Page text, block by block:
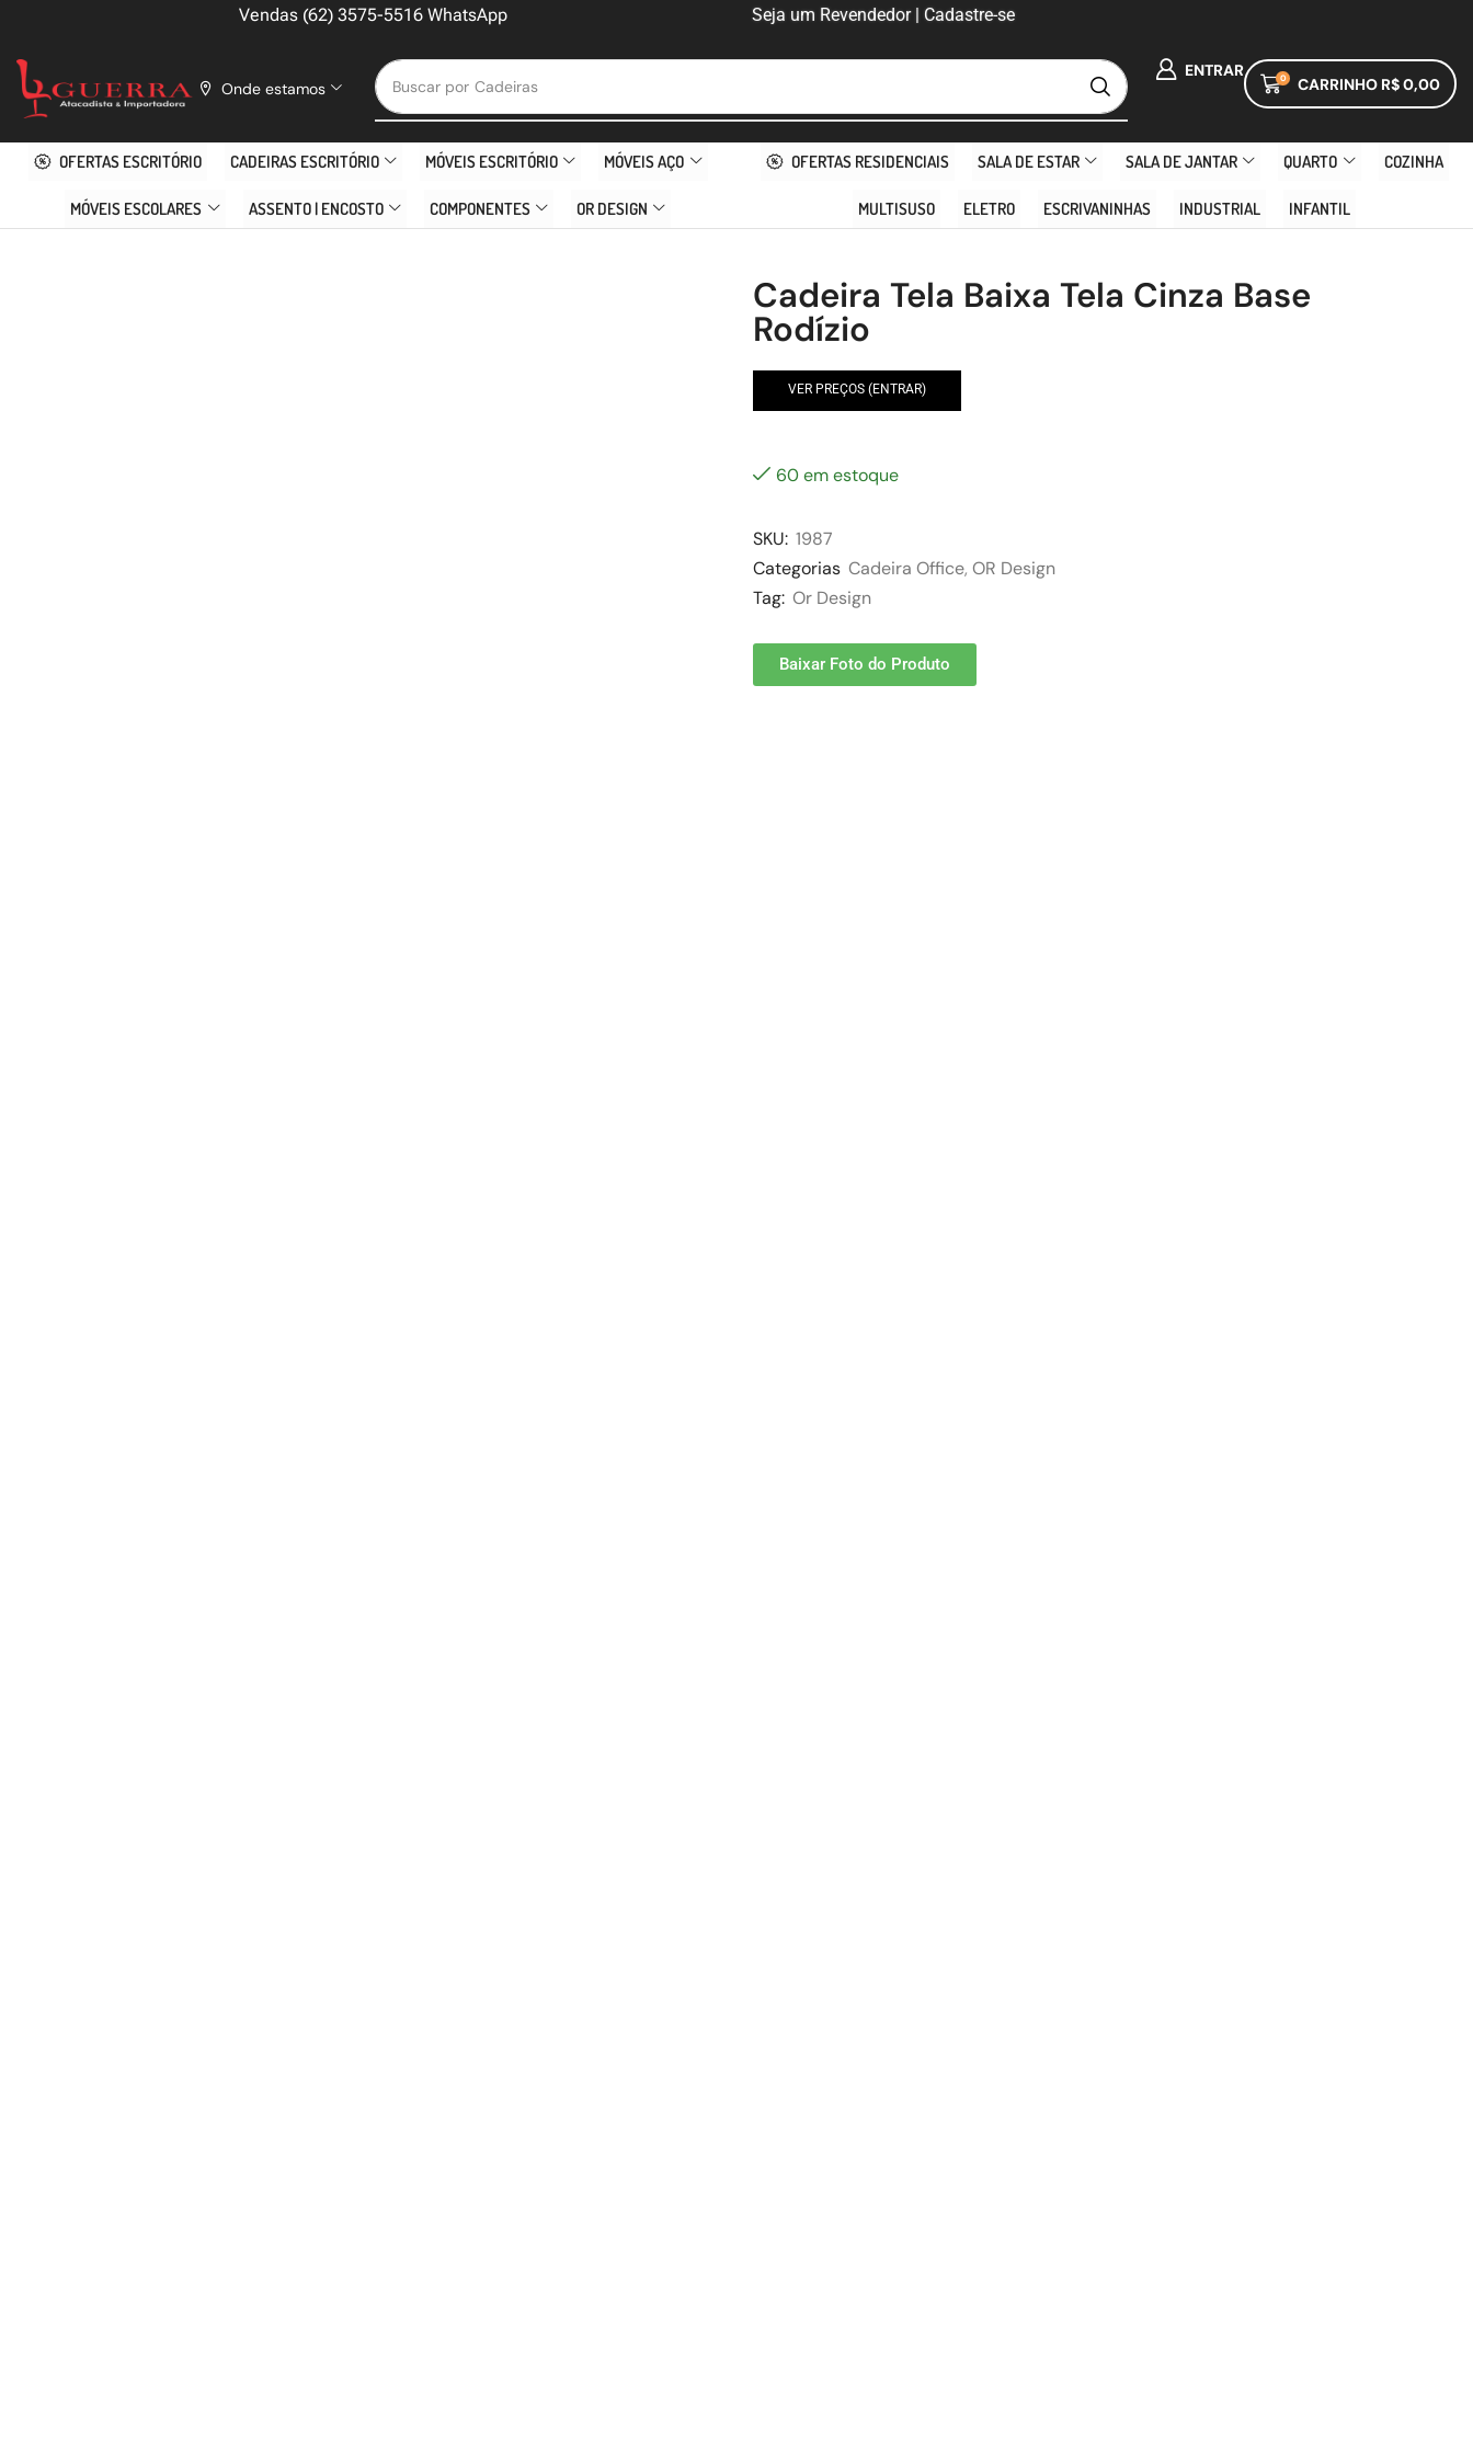
Vendas (62) 3575-5516 WhatsApp Seja um Revendedor | Cadastre-se
Onde estamos Buscar por Cadeiras
ENTRAR 0 CARRINHO R$0,00
OFERTAS ESCRITÓRIO CADEIRAS ESCRITÓRIO MÓVEIS ESCRITÓRIO MÓVEIS AÇO
MÓVEIS ESCOLARES ASSENTO | ENCOSTO COMPONENTES OR DESIGN
OFERTAS RESIDENCIAIS SALA DE ESTAR SALA DE JANTAR QUARTO COZINHA
MULTISUSO ELETRO ESCRIVANINHAS INDUSTRIAL INFANTIL
Cadeira Tela Baixa Tela Cinza Base
Rodízio
VER PREÇOS (ENTRAR)
60 em estoque
SKU: 1987
Categorias Cadeira Office, OR Design
Tag: Or Design
Baixar Foto do Produto